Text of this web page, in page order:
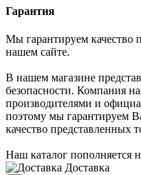
Гарантия
Мы гарантируем качество
нашем сайте.
В нашем магазине
безопасности. Компания
производителями и
поэтому мы гарантируем
качество представленных
Наш каталог пополняется
Доставка